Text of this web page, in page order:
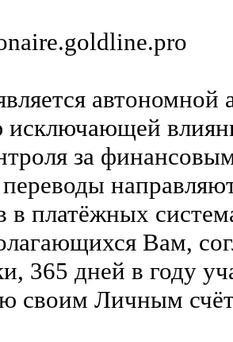
автономной
за
в платёжных
Вам,
365 дней в году
своим Личным